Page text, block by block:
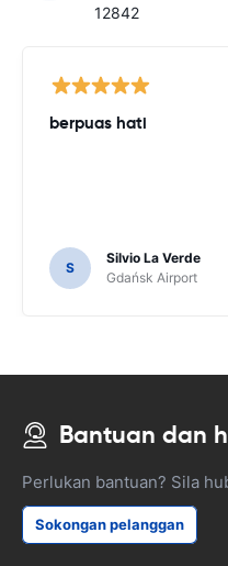
12842
berpuas hati
S
Silvio La Verde
Gdańsk Airport
Bantuan dan
Perlukan bantuan? Sila
Sokongan pelanggan